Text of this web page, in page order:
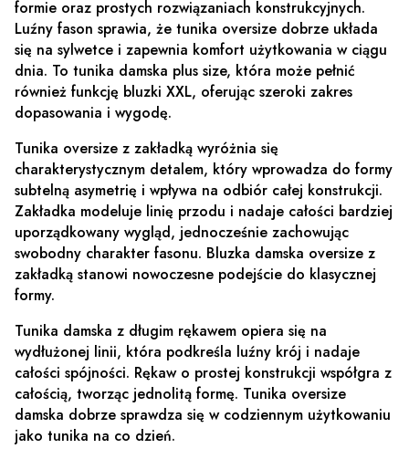
formie oraz prostych rozwiązaniach konstrukcyjnych.
Luźny fason sprawia, że tunika oversize dobrze układa
się na sylwetce i zapewnia komfort użytkowania w ciągu
dnia. To tunika damska plus size, która może pełnić
również funkcję bluzki XXL, oferując szeroki zakres
dopasowania i wygodę.
Tunika oversize z zakładką wyróżnia się
charakterystycznym detalem, który wprowadza do formy
subtelną asymetrię i wpływa na odbiór całej konstrukcji.
Zakładka modeluje linię przodu i nadaje całości bardziej
uporządkowany wygląd, jednocześnie zachowując
swobodny charakter fasonu. Bluzka damska oversize z
zakładką stanowi nowoczesne podejście do klasycznej
formy.
Tunika damska z długim rękawem opiera się na
wydłużonej linii, która podkreśla luźny krój i nadaje
całości spójności. Rękaw o prostej konstrukcji współgra z
całością, tworząc jednolitą formę. Tunika oversize
damska dobrze sprawdza się w codziennym użytkowaniu
jako tunika na co dzień.